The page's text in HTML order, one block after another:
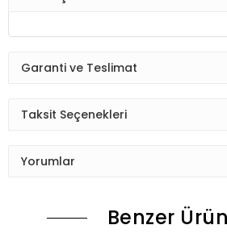
Garanti ve Teslimat
Taksit Seçenekleri
Yorumlar
Benzer